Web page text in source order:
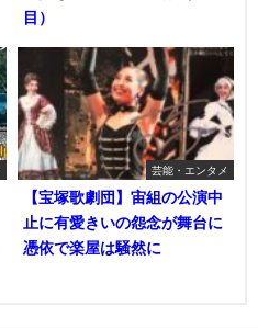
目）
芸能・エンタメ
【宝塚歌劇団】宙組の公演中
止に有愛きいの怨念が舞台に
憑依で楽屋は騒然に